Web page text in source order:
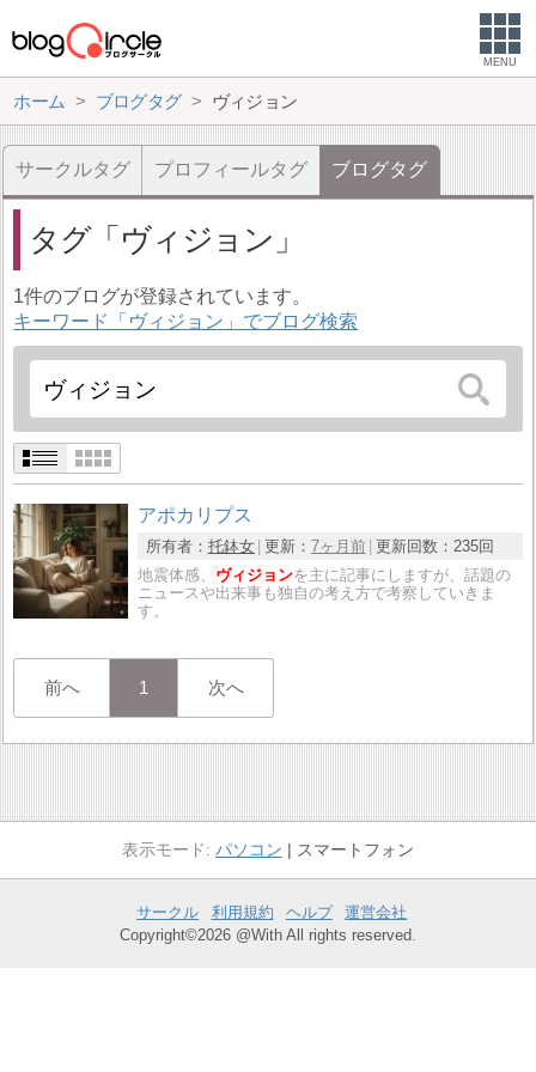
MENU
ホーム ブログタグ ヴィジョン
サークルタグ プロフィールタグ ブログタグ
タグ ヴィジョン
1件のブログが登録されています。
キーワード「ヴィジョン」でブログ検索
アポカリプス
所有者： 托鉢女 更新： 7ヶ月前 更新回数： 235回
地震体感、 ヴィジョンを主に記事にしますが、話題の
ニュースや出来事も独自の考え方で考察していきま
す。
前へ 1 次へ
パソコン スマートフォン
サークル 利用規約 ヘルプ
運営会社
Copyright©2026 @With All rights reserved.